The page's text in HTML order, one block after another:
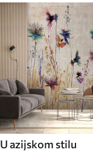
U azijskom stilu